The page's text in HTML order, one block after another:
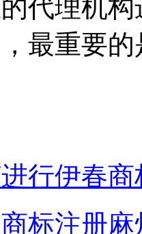
代理机
最重要
行伊春
标注册麻